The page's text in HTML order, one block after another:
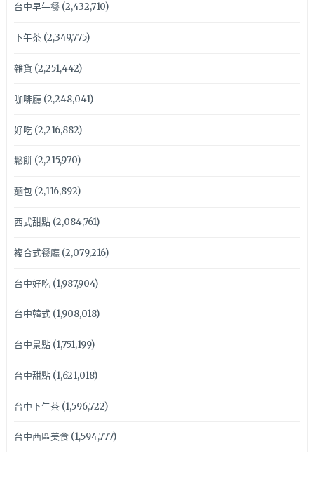
台中早午餐(2,432,710)
下午茶(2,349,775)
雜貨 (2,251,442)
咖啡廳(2,248,041)
好吃(2,216,882)
鬆餅(2,215,970)
麵包(2,116,892)
西式甜點(2,084,761)
複合式餐廳(2,079,216)
台中好吃(1,987,904)
台中韓式(1,908,018)
台中景點(1,751,199)
台中甜點(1,621,018)
台中下午茶(1,596,722)
台中西區美食(1,594,777)